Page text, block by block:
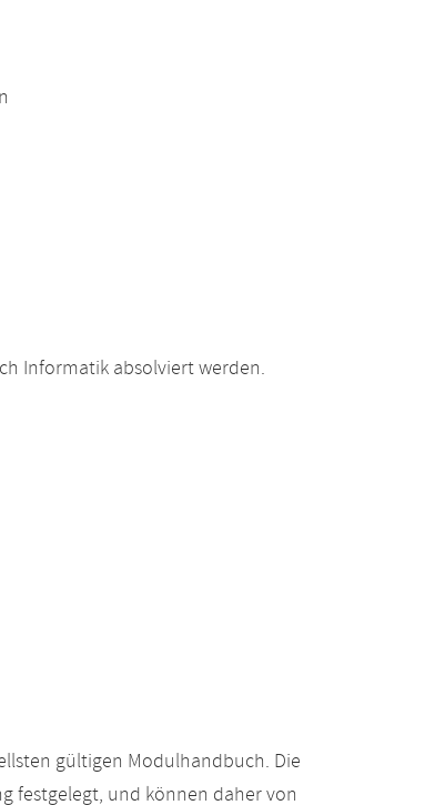
Informatik absolviert werden.
gültigen Modulhandbuch. Die
festgelegt, und können daher von